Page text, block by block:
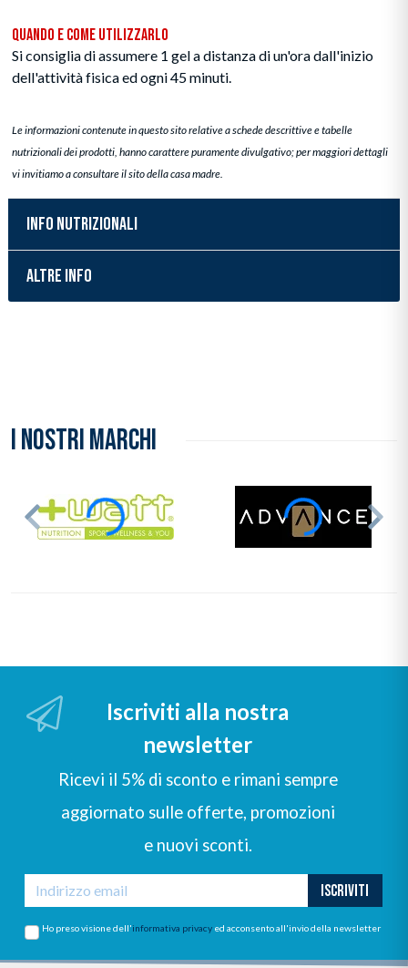
Quando e Come Utilizzarlo
Si consiglia di assumere 1 gel a distanza di un'ora dall'inizio
dell'attività fisica ed ogni 45 minuti.
Le informazioni contenute in questo sito relative a schede descrittive e tabelle
nutrizionali dei prodotti, hanno carattere puramente divulgativo; per maggiori dettagli
vi invitiamo a consultare il sito della casa madre.
INFO NUTRIZIONALI
ALTRE INFO
I NOSTRI MARCHI
Iscriviti alla nostra
newsletter
Ricevi il 5% di sconto e rimani sempre
aggiornato sulle offerte, promozioni
e nuovi sconti.
ISCRIVITI
Ho preso visione dell'informativa privacy ed acconsento all'invio della newsletter